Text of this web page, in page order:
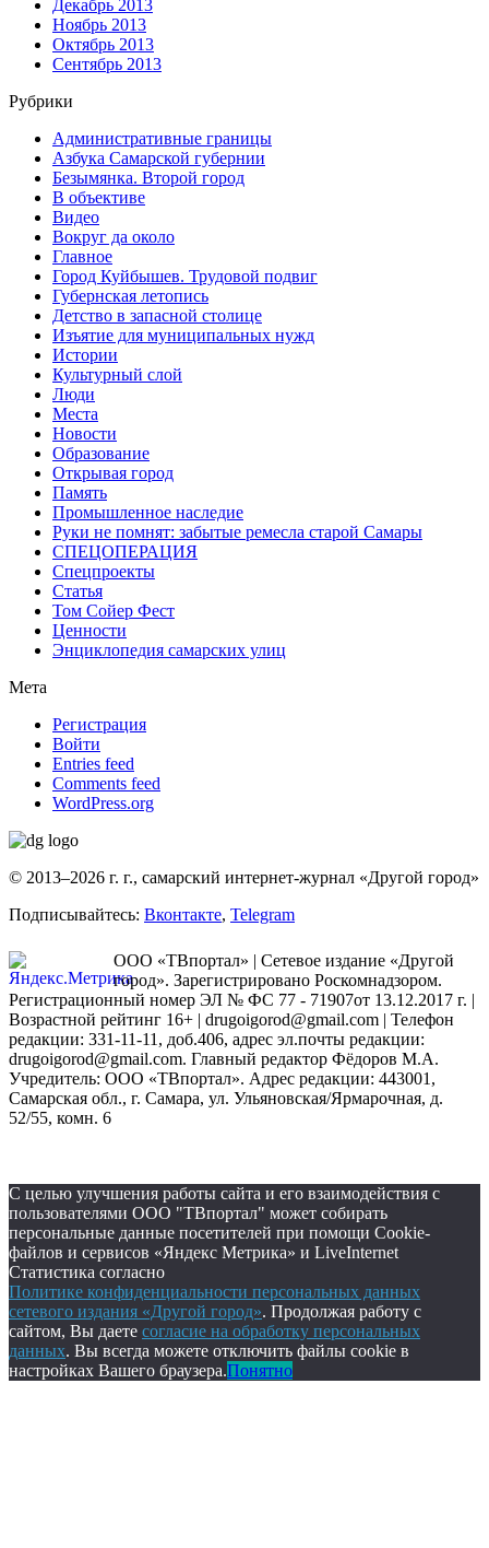
Декабрь 2013
Ноябрь 2013
Октябрь 2013
Сентябрь 2013
Рубрики
Административные границы
Азбука Самарской губернии
Безымянка. Второй город
В объективе
Видео
Вокруг да около
Главное
Город Куйбышев. Трудовой подвиг
Губернская летопись
Детство в запасной столице
Изъятие для муниципальных нужд
Истории
Культурный слой
Люди
Места
Новости
Образование
Открывая город
Память
Промышленное наследие
Руки не помнят: забытые ремесла старой Самары
СПЕЦОПЕРАЦИЯ
Спецпроекты
Статья
Том Сойер Фест
Ценности
Энциклопедия самарских улиц
Мета
Регистрация
Войти
Entries feed
Comments feed
WordPress.org
© 2013–2026 г. г., самарский интернет-журнал «Другой город»
Подписывайтесь: Вконтакте, Telegram
ООО «ТВпортал» | Сетевое издание «Другой
город». Зарегистрировано Роскомнадзором.
Регистрационный номер ЭЛ № ФС 77 - 71907от 13.12.2017 г. |
Возрастной рейтинг 16+ | drugoigorod@gmail.com | Телефон
редакции: 331-11-11, доб.406, адрес эл.почты редакции:
drugoigorod@gmail.com. Главный редактор Фёдоров М.А.
Учредитель: ООО «ТВпортал». Адрес редакции: 443001,
Самарская обл., г. Самара, ул. Ульяновская/Ярмарочная, д.
52/55, комн. 6
С целью улучшения работы сайта и его взаимодействия с
пользователями ООО "ТВпортал" может собирать
персональные данные посетителей при помощи Cookie-
файлов и сервисов «Яндекс Метрика» и LiveInternet
Статистика согласно
Политике конфиденциальности персональных данных
сетевого издания «Другой город». Продолжая работу с
сайтом, Вы даете согласие на обработку персональных
данных. Вы всегда можете отключить файлы cookie в
настройках Вашего браузера.Понятно